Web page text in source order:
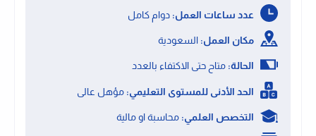
عدد ساعات العمل: دوام كامل
مكان العمل: السعودية
الحالة: متاح حتى الاكتفاء بالعدد
الحد الأدنى للمستوى التعليمي: مؤهل عالى
التخصص العلمي: محاسبة او مالية